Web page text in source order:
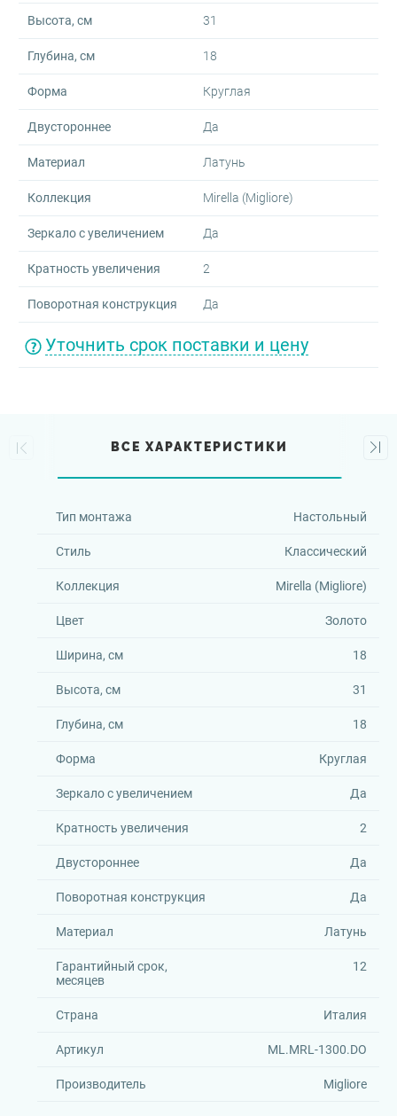
Высота, см 31
Глубина, см 18
Форма Круглая
Двустороннее Да
Материал Латунь
Коллекция Mirella (Migliore)
Зеркало с увеличением Да
Кратность увеличения 2
Поворотная конструкция Да
Уточнить срок поставки и цену
ВСЕ ХАРАКТЕРИСТИКИ
Тип монтажа Настольный
Стиль Классический
Коллекция Mirella (Migliore)
Цвет Золото
Ширина, см 18
Высота, см 31
Глубина, см 18
Форма Круглая
Зеркало с увеличением Да
Кратность увеличения 2
Двустороннее Да
Поворотная конструкция Да
Материал Латунь
Гарантийный срок,
месяцев
12
Страна Италия
Артикул ML.MRL-1300.DO
Производитель Migliore